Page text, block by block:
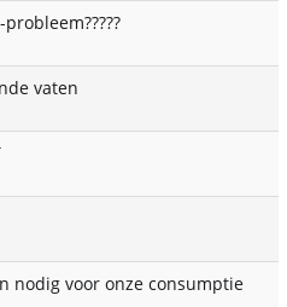
vaten
nodig voor onze consumptie